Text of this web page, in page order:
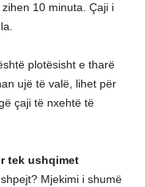
10 minuta. Çaji i
plotësisht e tharë
ujë të valë, lihet për
çaji të nxehtë të
tek ushqimet
Mjekimi i shumë